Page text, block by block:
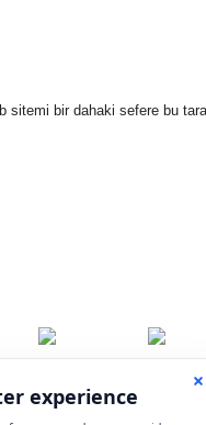
sitemi bir dahaki sefere bu